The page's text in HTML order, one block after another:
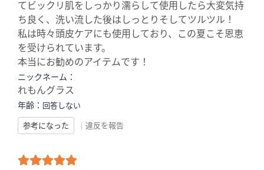
てビックリ肌をしっかり濡らして使用したら大変気持
ち良く、洗い流した後はしっとりそしてツルツル！
私は時々頭皮ケアにも使用しており、この夏こそ恩恵
を受けられています。
本当にお勧めのアイテムです！
ニックネーム：
れもんグラス
年齢： 回答しない
参考になった
| 違反を報告